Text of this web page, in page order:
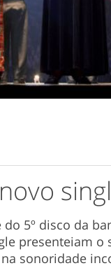
5º disco da
presenteiam
sonoridade